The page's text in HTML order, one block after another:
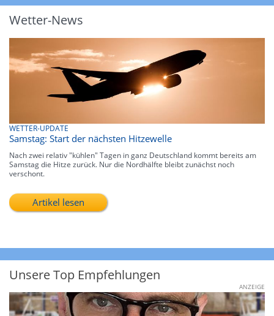
Wetter-News
WETTER-UPDATE
Samstag: Start der nächsten Hitzewelle
Nach zwei relativ "kühlen" Tagen in ganz Deutschland kommt bereits am
Samstag die Hitze zurück. Nur die Nordhälfte bleibt zunächst noch
verschont.
Artikel lesen
Unsere Top Empfehlungen
ANZEIGE